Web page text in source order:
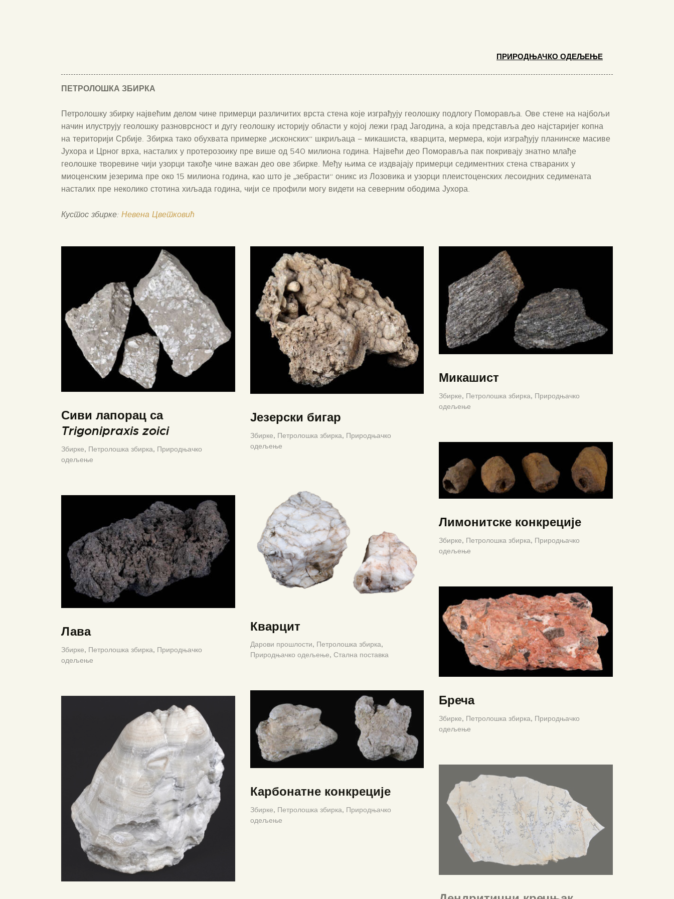
ПРИРОДЊАЧКО ОДЕЉЕЊЕ
ПЕТРОЛОШКА ЗБИРКА
Петролошку збирку највећим делом чине примерци различитих врста стена које изграђују геолошку подлогу Поморавља. Ове стене на најбољи
начин илуструју геолошку разноврсност и дугу геолошку историју области у којој лежи град Јагодина, а која представља део најстаријег копна
на територији Србије. Збирка тако обухвата примерке „исконских“ шкриљаца – микашиста, кварцита, мермера, који изграђују планинске масиве
Јухора и Црног врха, насталих у протерозоику пре више од 540 милиона година. Највећи део Поморавља пак покривају знатно млађе
геолошке творевине чији узорци такође чине важан део ове збирке. Међу њима се издвајају примерци седиментних стена ствараних у
миоценским језерима пре око 15 милиона година, као што је „зебрасти“ оникс из Лозовика и узорци плеистоценских лесоидних седимената
насталих пре неколико стотина хиљада година, чији се профили могу видети на северним ободима Јухора.
Кустос збирке: Невена Цветковић
Сиви лапорац са
Trigonipraxis zoici
Збирке, Петролошка збирка, Природњачко
одељење
Језерски бигар
Збирке, Петролошка збирка, Природњачко
одељење
Микашист
Збирке, Петролошка збирка, Природњачко
одељење
Лимонитске конкреције
Збирке, Петролошка збирка, Природњачко
одељење
Кварцит
Дарови прошлости, Петролошка збирка,
Природњачко одељење, Стална поставка
Лава
Збирке, Петролошка збирка, Природњачко
одељење
Бреча
Збирке, Петролошка збирка, Природњачко
одељење
Карбонатне конкреције
Збирке, Петролошка збирка, Природњачко
одељење